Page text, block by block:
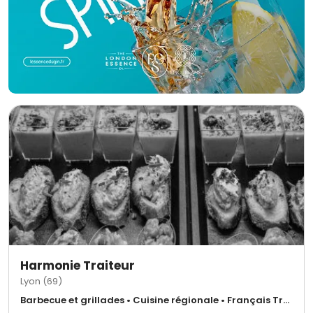
Harmonie Traiteur
Lyon (69)
Barbecue et grillades • Cuisine régionale • Français Traditionnel